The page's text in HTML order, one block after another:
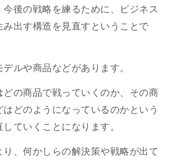
今後の戦略を練るために、ビジネス
み出す構造を見直すということで
ルや商品などがあります。
どの商品で戦っていくのか、その商
どのようになっているのかという
ていくことになります。
り、何かしらの解決策や戦略が出て